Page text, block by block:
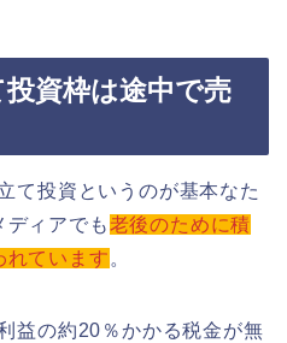
資枠は途中で売
て投資というのが基本なた
ディアでも老後のために積
れています 。
益の約20％かかる税金が無